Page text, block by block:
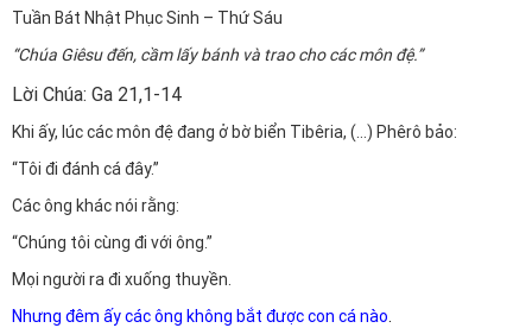
Tuần Bát Nhật Phục Sinh – Thứ Sáu
“Chúa Giêsu đến, cầm lấy bánh và trao cho các môn đệ.”
Lời Chúa: Ga 21,1-14
Khi ấy, lúc các môn đệ đang ở bờ biển Tibêria, (…) Phêrô bảo:
“Tôi đi đánh cá đây.”
Các ông khác nói rằng:
“Chúng tôi cùng đi với ông.”
Mọi người ra đi xuống thuyền.
Nhưng đêm ấy các ông không bắt được con cá nào.